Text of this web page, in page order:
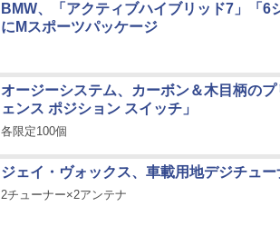
BMW、「アクティブハイブリッド7」「6
にMスポーツパッケージ
オージーシステム、カーボン＆木目柄の
ェンス ポジション スイッチ」
各限定100個
ジェイ・ヴォックス、車載用地デジチュー
2チューナー×2アンテナ